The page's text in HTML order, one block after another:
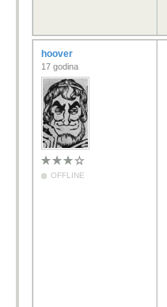
hoover
17 godina
OFFLINE